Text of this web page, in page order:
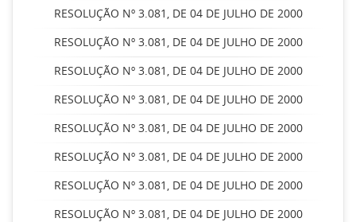
RESOLUÇÃO Nº 3.081, DE 04 DE JULHO DE 2000
RESOLUÇÃO Nº 3.081, DE 04 DE JULHO DE 2000
RESOLUÇÃO Nº 3.081, DE 04 DE JULHO DE 2000
RESOLUÇÃO Nº 3.081, DE 04 DE JULHO DE 2000
RESOLUÇÃO Nº 3.081, DE 04 DE JULHO DE 2000
RESOLUÇÃO Nº 3.081, DE 04 DE JULHO DE 2000
RESOLUÇÃO Nº 3.081, DE 04 DE JULHO DE 2000
RESOLUÇÃO Nº 3.081, DE 04 DE JULHO DE 2000